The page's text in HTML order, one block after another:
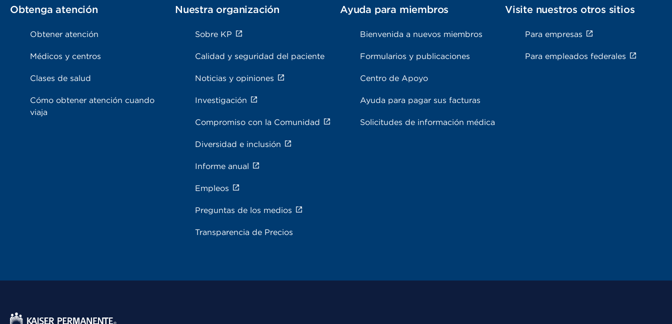
Obtenga atención
Obtener atención
Médicos y centros
Clases de salud
Cómo obtener atención cuando
viaja
Nuestra organización
Sobre KP
Calidad y seguridad del paciente
Noticias y opiniones
Investigación
Compromiso con la Comunidad
Diversidad e inclusión
Informe anual
Empleos
Preguntas de los medios
Transparencia de Precios
Ayuda para miembros
Bienvenida a nuevos miembros
Formularios y publicaciones
Centro de Apoyo
Ayuda para pagar sus facturas
Solicitudes de información médica
Visite nuestros otros sitios
Para empresas
Para empleados federales